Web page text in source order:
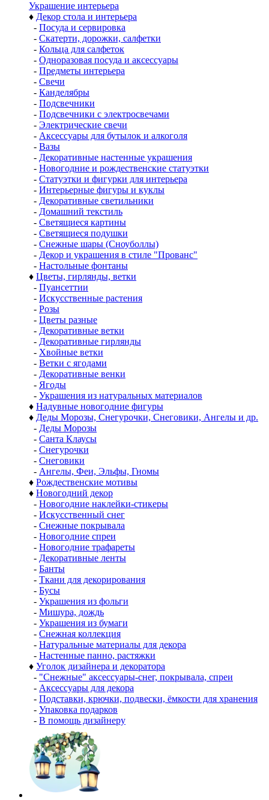
Украшение интерьера
♦ Декор стола и интерьера
- Посуда и сервировка
- Скатерти, дорожки, салфетки
- Кольца для салфеток
- Одноразовая посуда и аксессуары
- Предметы интерьера
- Свечи
- Канделябры
- Подсвечники
- Подсвечники с электросвечами
- Электрические свечи
- Аксессуары для бутылок и алкоголя
- Вазы
- Декоративные настенные украшения
- Новогодние и рождественские статуэтки
- Статуэтки и фигурки для интерьера
- Интерьерные фигуры и куклы
- Декоративные светильники
- Домашний текстиль
- Светящиеся картины
- Светящиеся подушки
- Снежные шары (Сноуболлы)
- Декор и украшения в стиле "Прованс"
- Настольные фонтаны
♦ Цветы, гирлянды, ветки
- Пуансеттии
- Искусственные растения
- Розы
- Цветы разные
- Декоративные ветки
- Декоративные гирлянды
- Хвойные ветки
- Ветки с ягодами
- Декоративные венки
- Ягоды
- Украшения из натуральных материалов
♦ Надувные новогодние фигуры
♦ Деды Морозы, Снегурочки, Снеговики, Ангелы и др.
- Деды Морозы
- Санта Клаусы
- Снегурочки
- Снеговики
- Ангелы, Феи, Эльфы, Гномы
♦ Рождественские мотивы
♦ Новогодний декор
- Новогодние наклейки-стикеры
- Искусственный снег
- Снежные покрывала
- Новогодние спреи
- Новогодние трафареты
- Декоративные ленты
- Банты
- Ткани для декорирования
- Бусы
- Украшения из фольги
- Мишура, дождь
- Украшения из бумаги
- Снежная коллекция
- Натуральные материалы для декора
- Настенные панно, растяжки
♦ Уголок дизайнера и декоратора
- "Снежные" аксессуары-снег, покрывала, спреи
- Аксессуары для декора
- Подставки, крючки, подвески, ёмкости для хранения
- Упаковка подарков
- В помощь дизайнеру